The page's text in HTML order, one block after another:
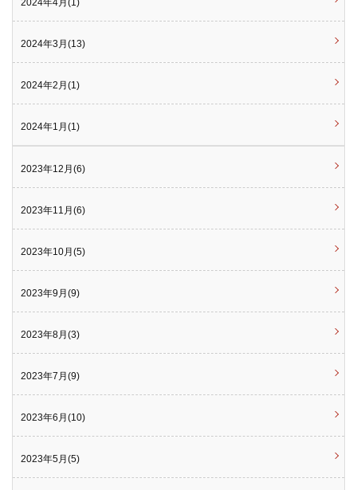
2024年3月(13)
2024年2月(1)
2024年1月(1)
2023年12月(6)
2023年11月(6)
2023年10月(5)
2023年9月(9)
2023年8月(3)
2023年7月(9)
2023年6月(10)
2023年5月(5)